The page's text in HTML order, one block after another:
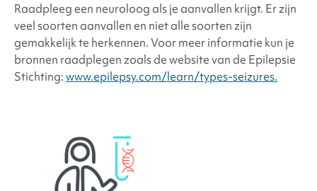
Raadpleeg een neuroloog als je aanvallen krijgt. Er zijn
veel soorten aanvallen en niet alle soorten zijn
gemakkelijk te herkennen. Voor meer informatie kun je
bronnen raadplegen zoals de website van de Epilepsie
Stichting:www.epilepsy.com/learn/types-seizures.